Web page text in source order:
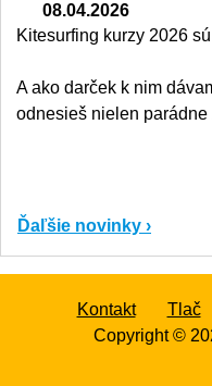
08.04.2026
Kitesurfing kurzy 2026
A ako darček k nim
odnesieš nielen parádne
Ďaľšie novinky ›
Kontakt Tlač
Copyright ©